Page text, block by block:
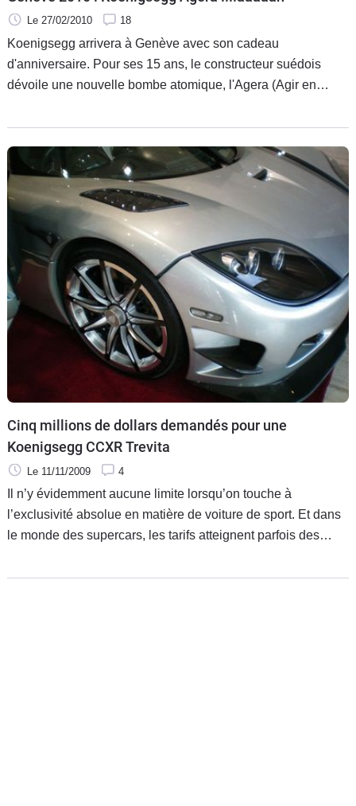
Le 27/02/2010 18
Koenigsegg arrivera à Genève avec son cadeau
d'anniversaire. Pour ses 15 ans, le constructeur suédois
dévoile une nouvelle bombe atomique, l'Agera (Agir en
Agera ne fait pas mieux,
Cinq millions de dollars demandés pour une
Koenigsegg CCXR Trevita
Le 11/11/2009 4
Il n’y évidemment aucune limite lorsqu’on touche à
l’exclusivité absolue en matière de voiture de sport. Et dans
le monde des supercars, les tarifs atteignent parfois des
demande si